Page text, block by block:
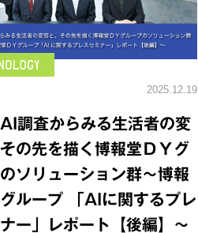
2025.12.19
調査からみる生活者の変
の先を描く博報堂ＤＹグ
ソリューション群～博報
ループ 「AIに関するプレ
ー」レポート【後編】～